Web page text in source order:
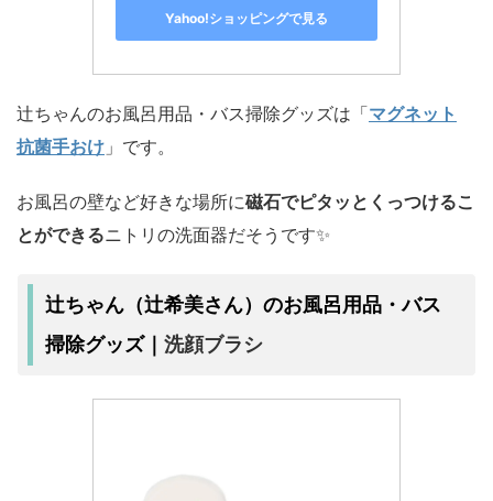
Yahoo!ショッピングで見る
辻ちゃんのお風呂用品・バス掃除グッズは「マグネット
抗菌手おけ 」です。
お風呂の壁など好きな場所に磁石でピタッとくっつけるこ
とができるニトリの洗面器だそうです✨
辻ちゃん（辻希美さん）のお風呂用品・バス
掃除グッズ｜洗顔ブラシ